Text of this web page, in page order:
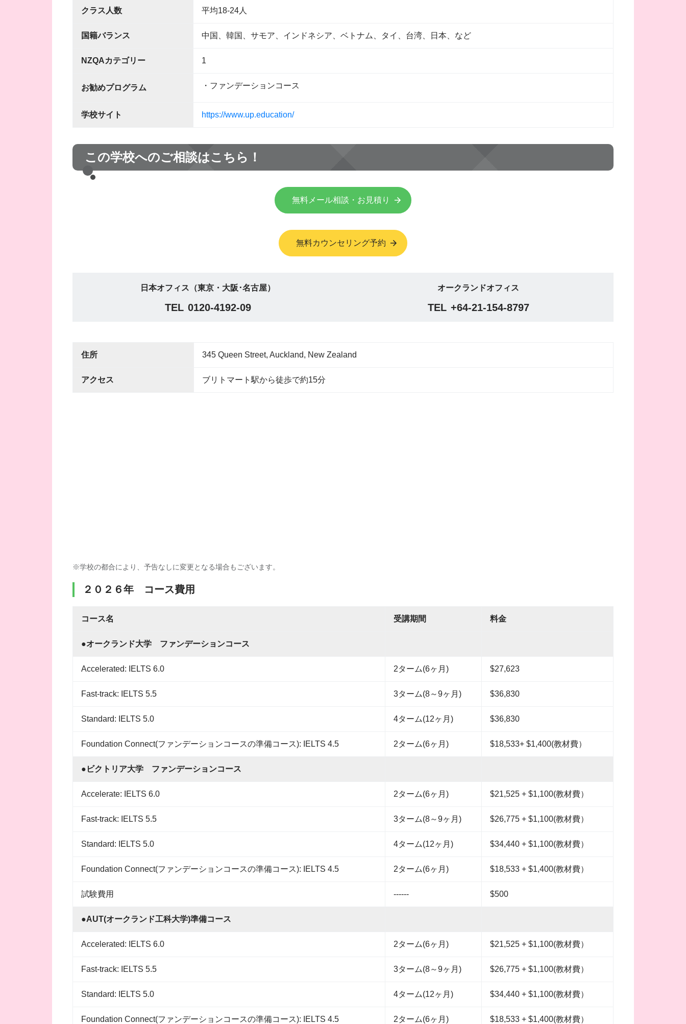
クラス人数 平均18-24人
国籍バランス 中国、韓国、サモア、インドネシア、ベトナム、タイ、台湾、日本、など
NZQAカテゴリー 1
お勧めプログラム ・ファンデーションコース
学校サイト https://www.up.education/
この学校へのご相談はこちら！
無料メール相談・お見積り
無料カウンセリング予約
日本オフィス（東京・大阪･名古屋）
TEL 0120-4192-09
オークランドオフィス
TEL +64-21-154-8797
住所 345 Queen Street, Auckland, New Zealand
アクセス ブリトマート駅から徒歩で約15分
※学校の都合により、予告なしに変更となる場合もございます。
２０２６年 コース費用
コース名 受講期間 料金
●オークランド大学 ファンデーションコース
Accelerated: IELTS 6.0 2ターム(6ヶ月) $27,623
Fast-track: IELTS 5.5 3ターム(8～9ヶ月) $36,830
Standard: IELTS 5.0 4ターム(12ヶ月) $36,830
Foundation Connect(ファンデーションコースの準備コース): IELTS 4.5 2ターム(6ヶ月) $18,533+ $1,400(教材費）
●ビクトリア大学 ファンデーションコース
Accelerate: IELTS 6.0 2ターム(6ヶ月) $21,525 + $1,100(教材費）
Fast-track: IELTS 5.5 3ターム(8～9ヶ月) $26,775 + $1,100(教材費）
Standard: IELTS 5.0 4ターム(12ヶ月) $34,440 + $1,100(教材費）
Foundation Connect(ファンデーションコースの準備コース): IELTS 4.5 2ターム(6ヶ月) $18,533 + $1,400(教材費）
試験費用 ------ $500
●AUT(オークランド工科大学)準備コース
Accelerated: IELTS 6.0 2ターム(6ヶ月) $21,525 + $1,100(教材費）
Fast-track: IELTS 5.5 3ターム(8～9ヶ月) $26,775 + $1,100(教材費）
Standard: IELTS 5.0 4ターム(12ヶ月) $34,440 + $1,100(教材費）
Foundation Connect(ファンデーションコースの準備コース): IELTS 4.5 2ターム(6ヶ月) $18,533 + $1,400(教材費）